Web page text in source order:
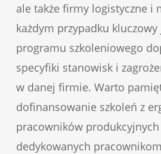
ale także firmy logistyczne i
każdym przypadku
programu szkoleniowego
specyfiki stanowisk i
w danej firmie. Warto
dofinansowanie szkoleń z
pracowników
dedykowanych